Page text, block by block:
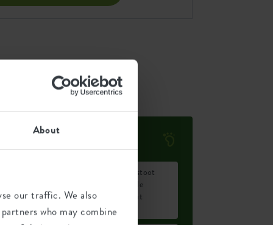
About
our traffic. We also
who may combine
Milieu voetafdruk
kg
Gemiddelde uitstoot
van CO2 voor de
productie van dit
product